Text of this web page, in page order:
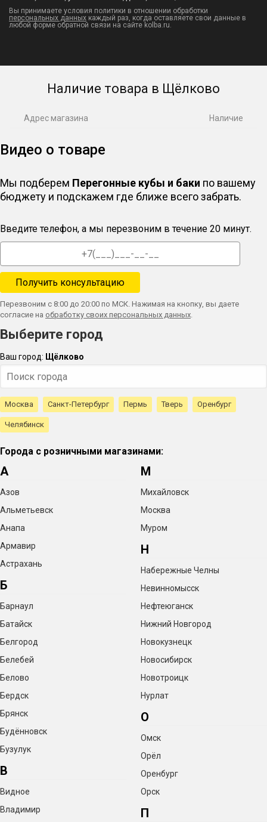
Вы принимаете условия политики в отношении обработки
персональных данных каждый раз, когда оставляете свои данные в
любой форме обратной связи на сайте kolba.ru.
Наличие товара в Щёлково
Адрес магазина Наличие
Видео о товаре
Мы подберем Перегонные кубы и баки по вашему
бюджету и подскажем где ближе всего забрать.
Введите телефон, а мы перезвоним в течение 20 минут.
Перезвоним с 8:00 до 20:00 по МСК. Нажимая на кнопку, вы даете
согласие на обработку своих персональных данных.
Выберите город
Ваш город: Щёлково
Москва Санкт-Петербург Пермь Тверь Оренбург
Челябинск
Города с розничными магазинами:
А
Азов
Альметьевск
Анапа
Армавир
Астрахань
Б
Барнаул
Батайск
Белгород
Белебей
Белово
Бердск
Брянск
Будённовск
Бузулук
В
Видное
Владимир
М
Михайловск
Москва
Муром
Н
Набережные Челны
Невинномысск
Нефтеюганск
Нижний Новгород
Новокузнецк
Новосибирск
Новотроицк
Нурлат
О
Омск
Орёл
Оренбург
Орск
П